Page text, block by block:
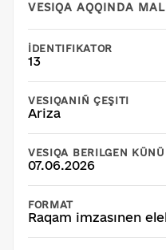
VESIQA AQQINDA
İDENTIFIKATOR
13
VESIQANIÑ ÇEŞITI
Ariza
VESIQA BERILGEN KÜNÜ
07.06.2026
FORMAT
Raqam imzasınen